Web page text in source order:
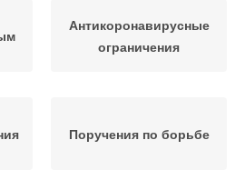
Антикоронавирусные
ограничения
Поручения по борьбе